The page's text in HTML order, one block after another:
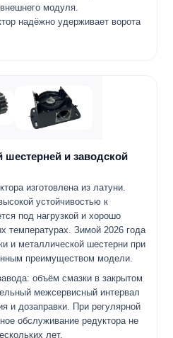
модуля.
надёжно удерживает ворота
шестерней и заводской
изготовлена из латуни.
устойчивостью к
под нагрузкой и хорошо
температурах. Зимой 2026 года
и металлической шестерни при
преимуществом модели.
объём смазки в закрытом
межсервисный интервал
и дозаправки. При регулярной
обслуживание редуктора не
лет.